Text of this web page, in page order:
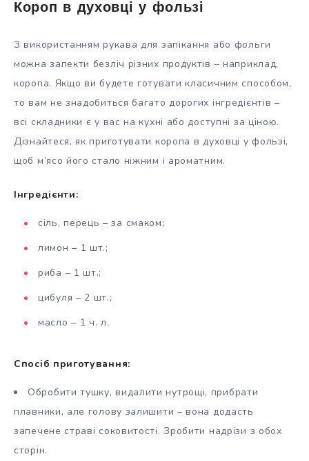
Короп в духовці у фользі
З використанням рукава для запікання або фольги
можна запекти безліч різних продуктів – наприклад,
коропа. Якщо ви будете готувати класичним способом,
то вам не знадобиться багато дорогих інгредієнтів –
всі складники є у вас на кухні або доступні за ціною.
Дізнайтеся, як приготувати коропа в духовці у фользі,
щоб м’ясо його стало ніжним і ароматним.
Інгредієнти:
сіль, перець – за смаком;
лимон – 1 шт.;
риба – 1 шт.;
цибуля – 2 шт.;
масло – 1 ч. л.
Спосіб приготування:
Обробити тушку, видалити нутрощі, прибрати
плавники, але голову залишити – вона додасть
запечене страві соковитості. Зробити надрізи з обох
сторін.